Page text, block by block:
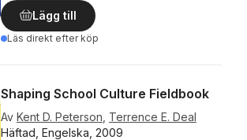
Lägg till
Läs direkt efter köp
Shaping School Culture Fieldbook
Av Kent D. Peterson Terrence E. Deal
Häftad, Engelska, 2009